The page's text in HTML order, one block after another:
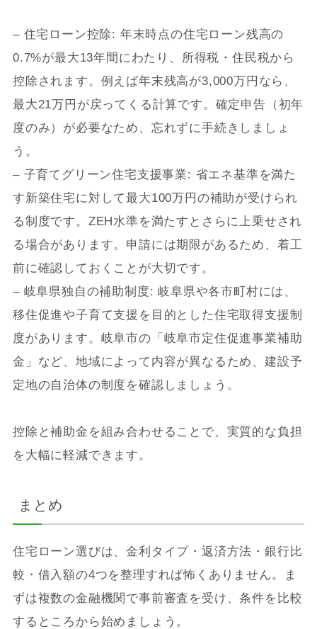
– 住宅ローン控除: 年末時点の住宅ローン残高の
0.7%が最大13年間にわたり、所得税・住民税から
控除されます。例えば年末残高が3,000万円なら、
最大21万円が戻ってくる計算です。確定申告（初年
度のみ）が必要なため、忘れずに手続きしましょ
う。
– 子育てグリーン住宅支援事業: 省エネ基準を満た
す新築住宅に対して最大100万円の補助が受けられ
る制度です。ZEH水準を満たすとさらに上乗せされ
る場合があります。申請には期限があるため、着工
前に確認しておくことが大切です。
– 岐阜県独自の補助制度: 岐阜県や各市町村には、
移住促進や子育て支援を目的とした住宅取得支援制
度があります。岐阜市の「岐阜市定住促進事業補助
金」など、地域によって内容が異なるため、建設予
定地の自治体の制度を確認しましょう。
控除と補助金を組み合わせることで、実質的な負担
を大幅に軽減できます。
まとめ
住宅ローン選びは、金利タイプ・返済方法・銀行比
較・借入額の4つを整理すれば怖くありません。ま
ずは複数の金融機関で事前審査を受け、条件を比較
するところから始めましょう。